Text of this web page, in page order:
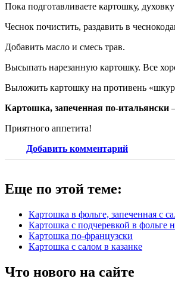
Пока подготавливаете картошку,
Чеснок почистить, раздавить в
Добавить масло и смесь трав.
Высыпать нарезанную картошку. Все
Выложить картошку на противень
Картошка, запеченная по-итальянски
Приятного аппетита!
Добавить комментарий
Еще по этой теме:
Картошка в фольге, запеченная с
Картошка с подчеревкой в фольге
Картошка по-французски
Картошка с салом в казанке
Что нового на сайте